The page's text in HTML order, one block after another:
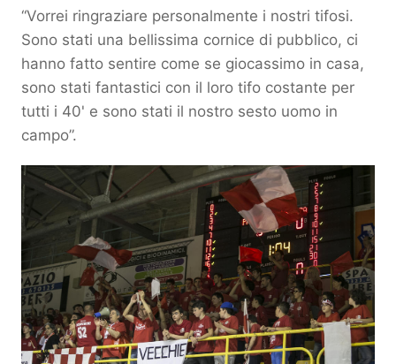
“Vorrei ringraziare personalmente i nostri tifosi.
Sono stati una bellissima cornice di pubblico, ci
hanno fatto sentire come se giocassimo in casa,
sono stati fantastici con il loro tifo costante per
tutti i 40' e sono stati il nostro sesto uomo in
campo”.